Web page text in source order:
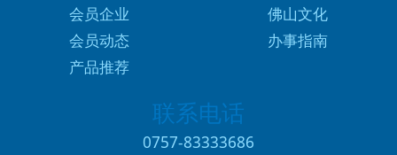
佛山文化
办事指南
会员企业
会员动态
产品推荐
联系电话
0757-83333686